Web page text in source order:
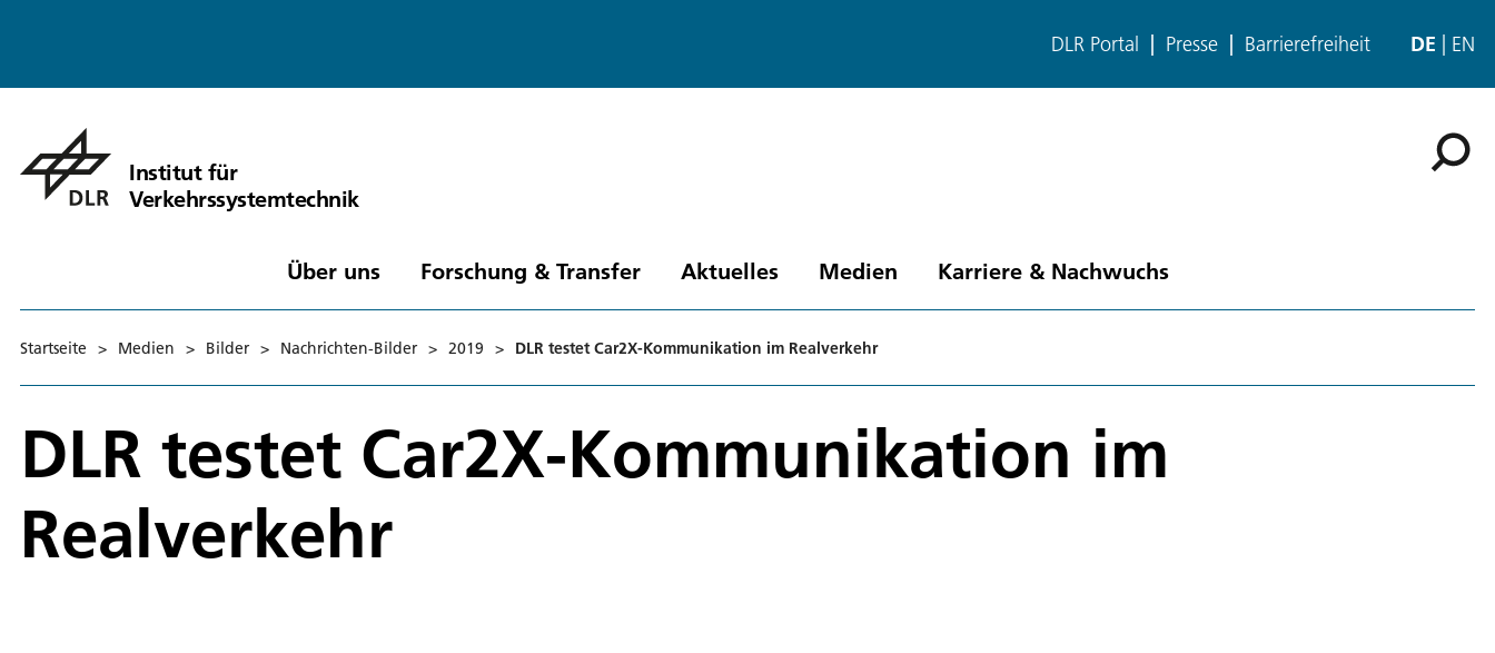
DLR Portal Presse Barrierefreiheit DE EN
Institut für
Verkehrssystemtechnik
Über uns Forschung & Transfer Aktuelles Medien Karriere & Nachwuchs
Startseite > Medien > Bilder > Nachrichten-Bilder > 2019 > DLR testet Car2X-Kommunikation im Realverkehr
DLR testet Car2X-Kommunikation im
Realverkehr